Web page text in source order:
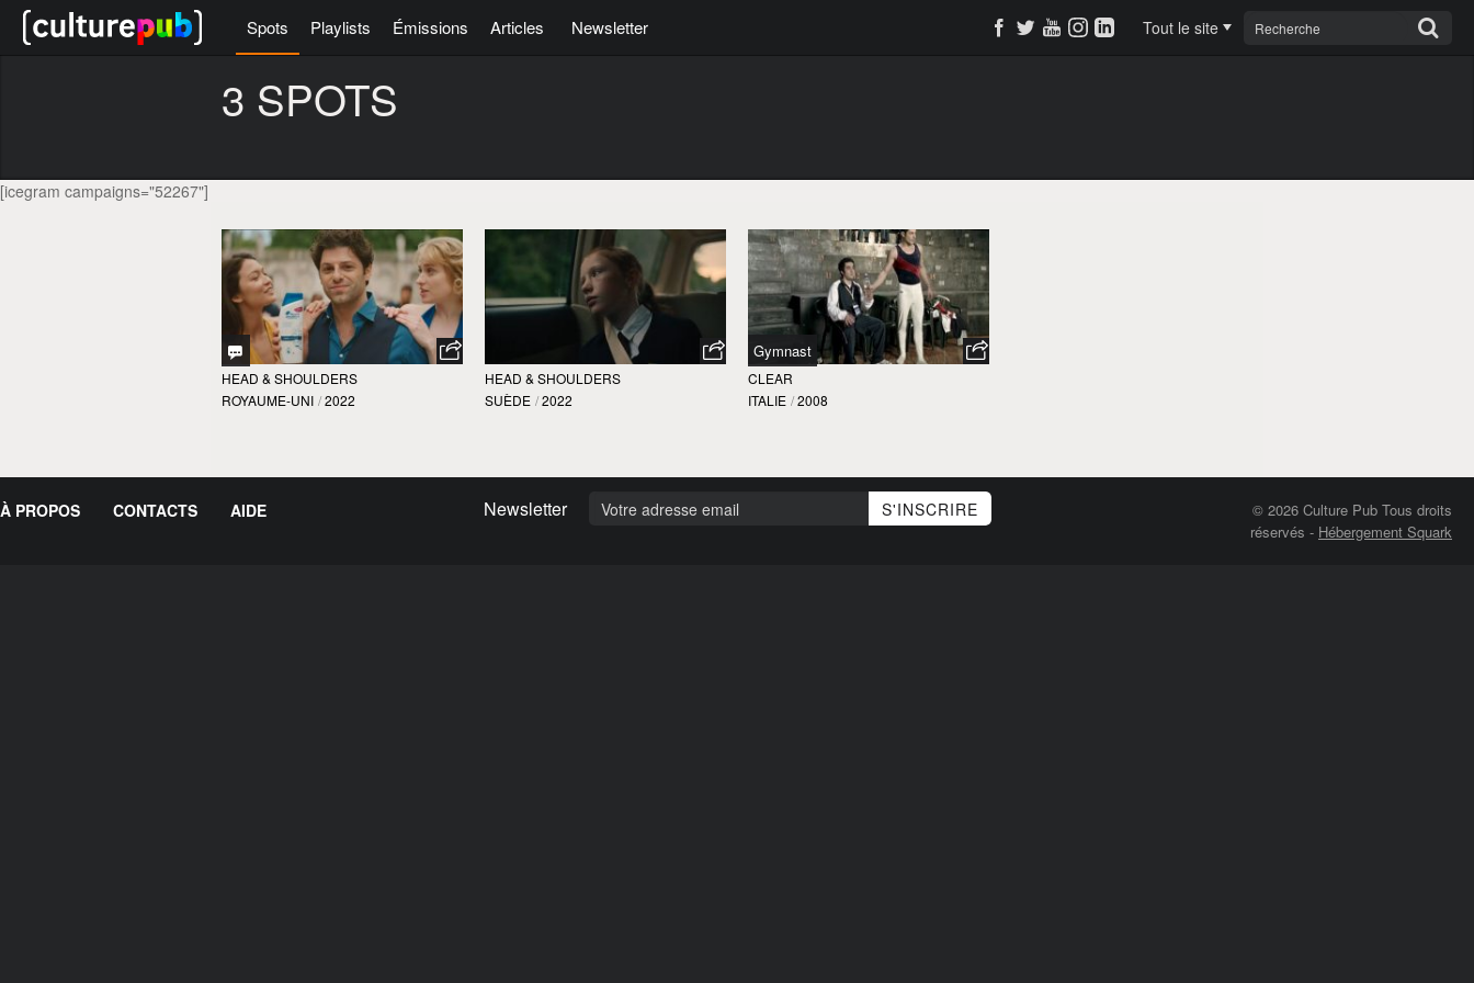
Spots Playlists Émissions Articles Newsletter Tout le site
3 SPOTS
[icegram campaigns="52267"]
HEAD & SHOULDERS
ROYAUME-UNI / 2022
HEAD & SHOULDERS
SUÈDE / 2022
Gymnast
CLEAR
ITALIE / 2008
À PROPOS CONTACTS AIDE Newsletter
© 2026 Culture Pub Tous droits
réservés - Hébergement Squark